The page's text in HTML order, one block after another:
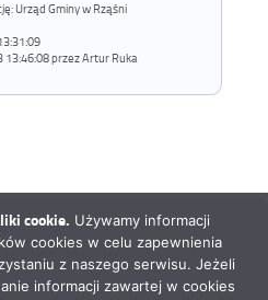
Urząd Gminy w Rząśni
13:46:08 przez Artur Ruka
cookie. Używamy informacji
cookies w celu zapewnienia
z naszego serwisu. Jeżeli
informacji zawartej w cookies